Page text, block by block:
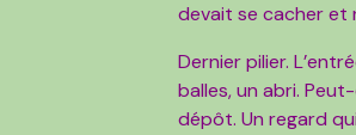
devait se cacher et
Dernier pilier.
balles, un abri.
dépôt. Un regard